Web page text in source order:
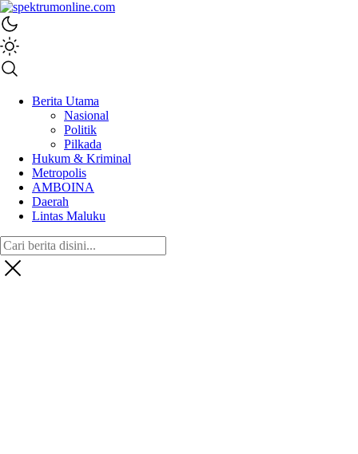
spektrumonline.com
Berita Utama
Nasional
Politik
Pilkada
Hukum & Kriminal
Metropolis
AMBOINA
Daerah
Lintas Maluku